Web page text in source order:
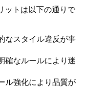
ットは以下の通りで
なスタイル違反が事
確なルールにより迷
ル強化により品質が